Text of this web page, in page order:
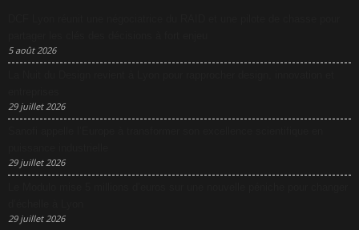
5 août 2026
29 juillet 2026
29 juillet 2026
29 juillet 2026